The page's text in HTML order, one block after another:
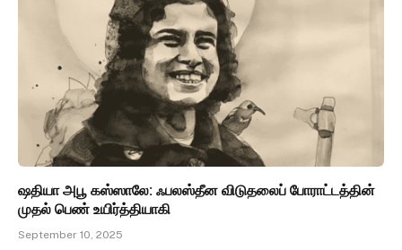
ஷதியா அபூ கஸ்ஸாலே: ஃபலஸ்தீன விடுதலைப் போராட்டத்தின்
முதல் பெண் உயிர்த்தியாகி
September 10, 2025